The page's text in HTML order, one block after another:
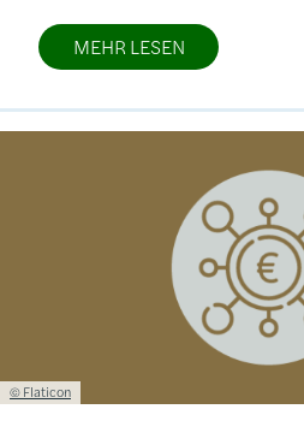
MEHR LESEN
Lizenzinformationen einschließlich Urheberrecht
© Flaticon